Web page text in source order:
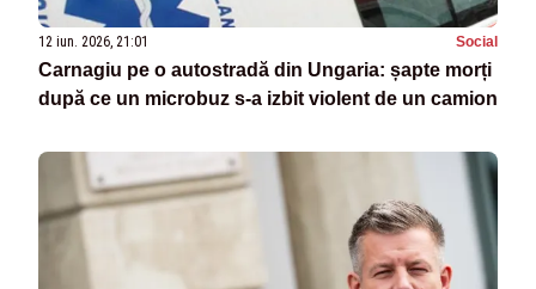
12 iun. 2026, 21:01 Social
Carnagiu pe o autostradă din Ungaria: șapte morți
după ce un microbuz s-a izbit violent de un camion